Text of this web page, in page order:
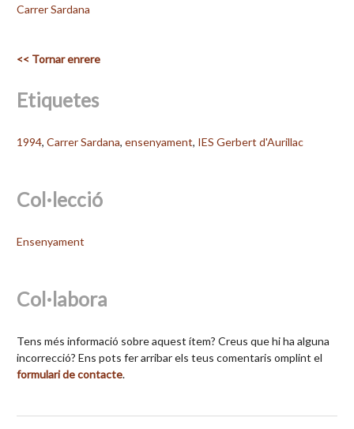
Carrer Sardana
<< Tornar enrere
Etiquetes
1994, Carrer Sardana, ensenyament, IES Gerbert d'Aurillac
Col·lecció
Ensenyament
Col·labora
Tens més informació sobre aquest ítem? Creus que hi ha alguna
incorrecció? Ens pots fer arribar els teus comentaris omplint el
formulari de contacte.